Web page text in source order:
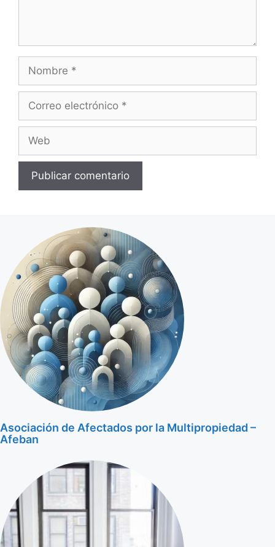
Nombre
Correo
Web
Asociación de Afectados por la Multipropiedad –
Afeban